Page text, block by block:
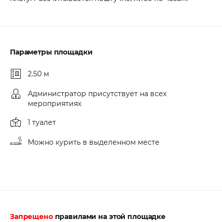
Параметры площадки
2.50 м
Администратор присутствует на всех
мероприятиях
1 туалет
Можно курить в выделенном месте
Запрещеноправилами на этой площадке